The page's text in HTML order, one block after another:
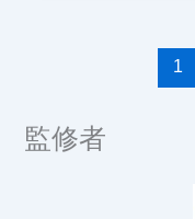
1
監修者